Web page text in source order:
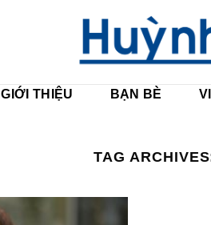
GIỚI THIỆU BẠN BÈ
TAG